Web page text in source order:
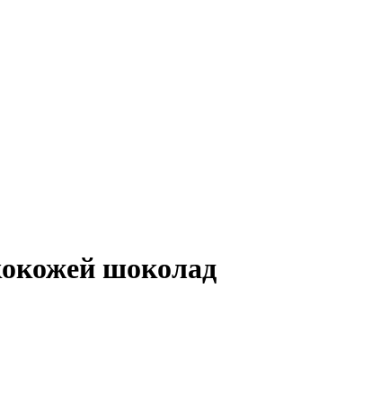
шоколад